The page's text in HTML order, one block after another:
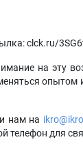
clck.ru/
на эту
опытом
нам на
телефон для